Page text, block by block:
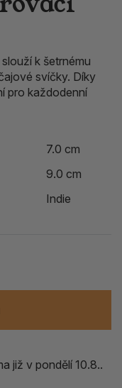
k šetrnému
svíčky. Díky
pro každodenní
7.0 cm
9.0 cm
Indie
již v pondělí 10.8..